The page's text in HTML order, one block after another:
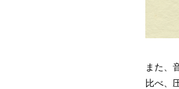
また、
比べ、